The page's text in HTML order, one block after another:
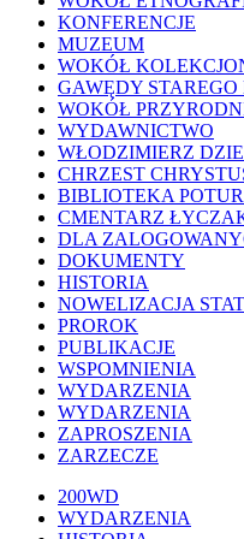
KONFERENCJE
MUZEUM
WOKÓŁ
GAWĘDY
WOKÓŁ
WYDAWNICTWO
WŁODZIMIERZ
CHRZEST
BIBLIOTEKA
CMENTARZ
DLA
DOKUMENTY
HISTORIA
NOWELIZACJA
PROROK
PUBLIKACJE
WSPOMNIENIA
WYDARZENIA
WYDARZENIA
ZAPROSZENIA
ZARZECZE
Close
Menu
200WD
WYDARZENIA